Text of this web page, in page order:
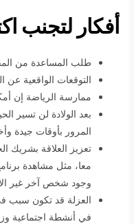
أفكار لتجنب
طلب المساعدة من
التوقعات الواقعية
ممارسة الرياضة إن
بعد الولادة لن تسير
المرور بأوقات جيدة
تعزيز العلاقة
معا، مثل مشاهدة
وجود شخص آخر غير
العزلة قد تكون سبب
في أنشطة اجتماعية